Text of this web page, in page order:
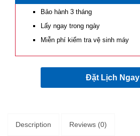
Bảo hành 3 tháng
Lấy ngay trong ngày
Miễn phí kiểm tra vệ sinh máy
Đặt Lịch Ngay
Description Reviews (0)